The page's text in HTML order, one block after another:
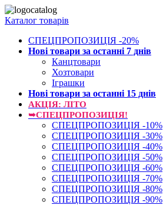
Каталог товарів
СПЕЦПРОПОЗИЦІЯ -20%
Нові товари за останнi 7 днiв
Канцтовари
Хозтовари
Іграшки
Нові товари за останнi 15 днiв
АКЦІЯ: ЛІТО
➥СПЕЦПРОПОЗИЦІЯ!
СПЕЦПРОПОЗИЦІЯ -10%
СПЕЦПРОПОЗИЦІЯ -30%
СПЕЦПРОПОЗИЦІЯ -40%
СПЕЦПРОПОЗИЦІЯ -50%
СПЕЦПРОПОЗИЦІЯ -60%
СПЕЦПРОПОЗИЦІЯ -70%
СПЕЦПРОПОЗИЦІЯ -80%
СПЕЦПРОПОЗИЦІЯ -90%